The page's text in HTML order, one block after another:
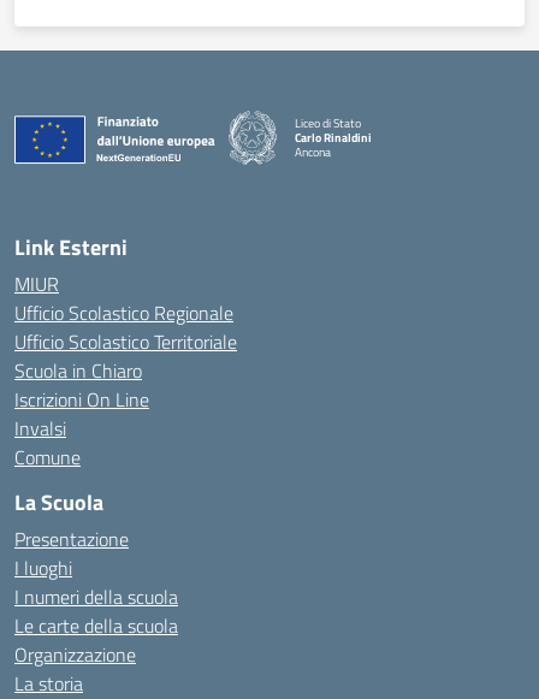
Liceo di Stato
Carlo Rinaldini
Ancona
Link Esterni
MIUR
Ufficio Scolastico Regionale
Ufficio Scolastico Territoriale
Scuola in Chiaro
Iscrizioni On Line
Invalsi
Comune
La Scuola
Presentazione
I luoghi
I numeri della scuola
Le carte della scuola
Organizzazione
La storia